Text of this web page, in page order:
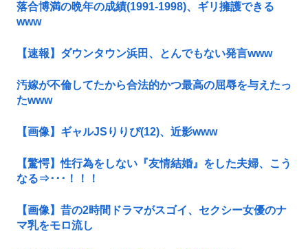
落合博満の晩年の成績(1991-1998)、ギリ擁護できる
www
【速報】ダウンタウン浜田、とんでもない発言www
汚嫁が不倫してたから合法的かつ最高の屈辱を与えたっ
たwww
【画像】ギャルJSりりぴ(12)、近影www
【驚愕】性行為をしない『友情結婚』をした夫婦、こう
なる⇒･･･！！！
【画像】昔の2時間ドラマがスゴイ、セクシー女優のナ
マ乳をモロ流し